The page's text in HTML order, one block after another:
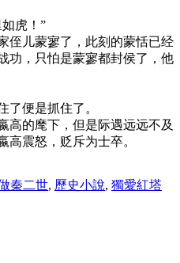
虎！”
侄儿蒙寥了，此刻的蒙恬已经
功，只怕是蒙寥都封侯了，他
了便是抓住了。
高的麾下，但是际遇远远不及
高震怒，贬斥为士卒。
秦二世, 歷史小說, 獨愛紅塔